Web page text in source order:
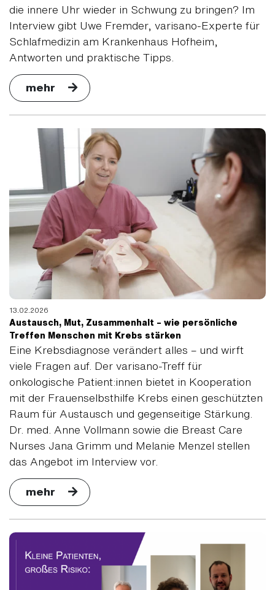
die innere Uhr wieder in Schwung zu bringen? Im
Interview gibt Uwe Fremder, varisano-Experte für
Schlafmedizin am Krankenhaus Hofheim,
Antworten und praktische Tipps.
mehr
13.02.2026
Austausch, Mut, Zusammenhalt – wie persönliche
Treffen Menschen mit Krebs stärken
Eine Krebsdiagnose verändert alles – und wirft
viele Fragen auf. Der varisano-Treff für
onkologische Patient:innen bietet in Kooperation
mit der Frauenselbsthilfe Krebs einen geschützten
Raum für Austausch und gegenseitige Stärkung.
Dr. med. Anne Vollmann sowie die Breast Care
Nurses Jana Grimm und Melanie Menzel stellen
das Angebot im Interview vor.
mehr